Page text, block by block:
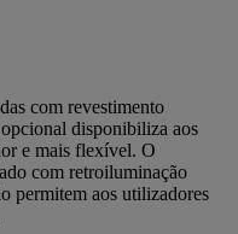
com revestimento
disponibiliza aos
e mais flexível. O
com retroiluminação
permitem aos utilizadores